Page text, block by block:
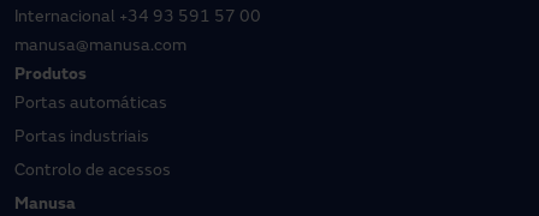
Internacional +34 93 591 57 00
manusa@manusa.com
Produtos
Portas automáticas
Portas industriais
Controlo de acessos
Manusa